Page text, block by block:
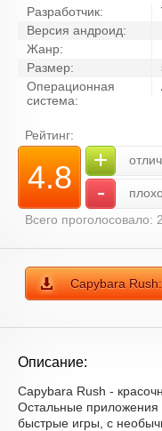
Разработчик:
Версия андроид:
Жанр:
Размер:
Операционная
система:
Рейтинг:
4.8 +
-
Всего проголосовало:
Capybara
Описание:
Capybara Rush -
Остальные приложения
быстрые игры, с